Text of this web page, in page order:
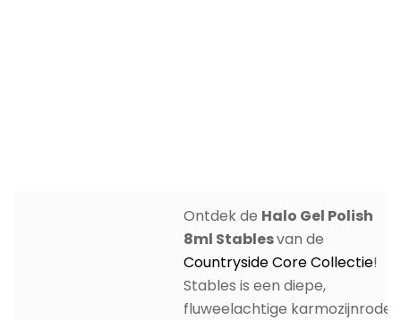
Ontdek de Halo Gel Polish
8ml Stablesvan de
Countryside Core Collectie!
Stables is een diepe,
fluweelachtige karmozijnrode